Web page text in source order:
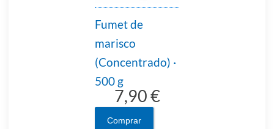
Fumet de
marisco
(Concentrado) ·
500 g
7,90 €
Comprar